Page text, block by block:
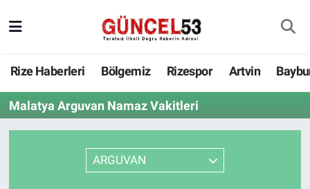
Rize Haberleri Bölgemiz Rizespor Artvin
Malatya Arguvan Namaz Vakitleri
ARGUVAN